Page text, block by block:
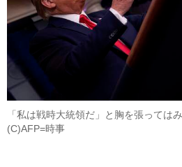
「私は戦時大統領だ」と胸を張っては
(C)AFP=時事